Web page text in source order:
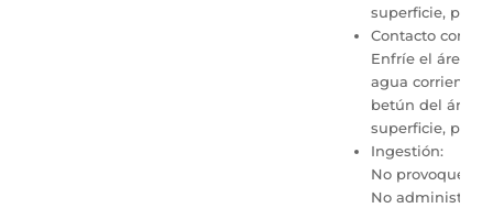
superficie,
Contacto con la
Enfríe el área
agua corriente
betún del área
superficie,
Ingestión:
No provoque el
No administre